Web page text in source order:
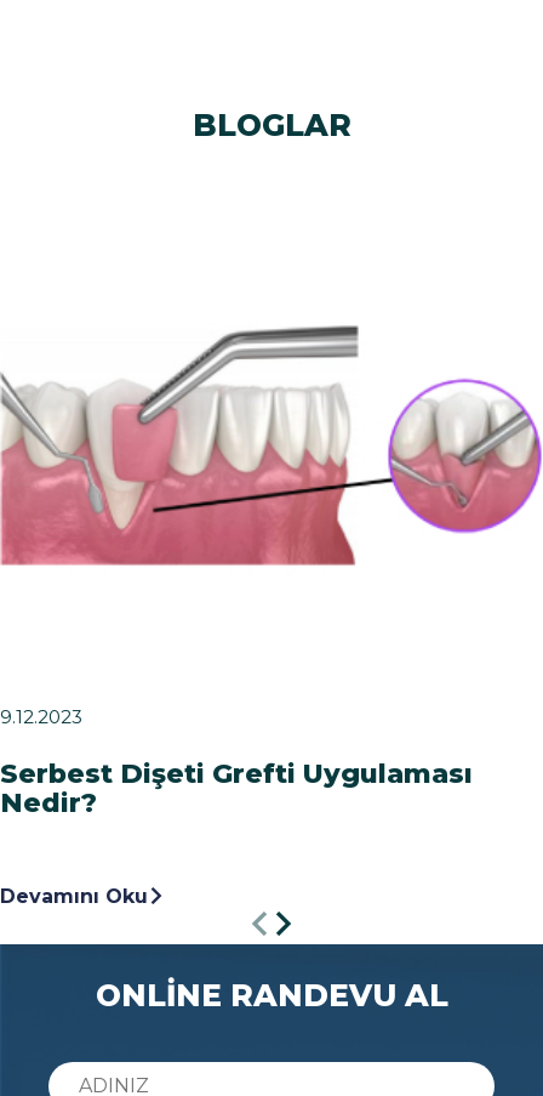
BLOGLAR
9.12.2023
Serbest Dişeti Grefti Uygulaması
Nedir?
Devamını Oku
ONLİNE RANDEVU AL